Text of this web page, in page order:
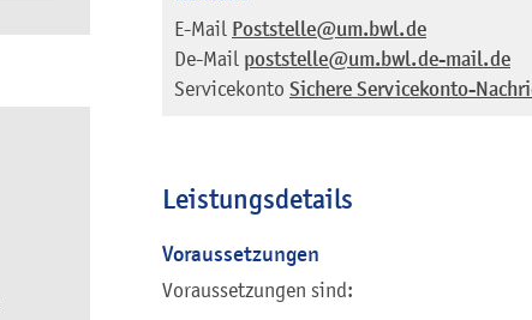
E-Mail Poststelle@um.bwl.de
De-Mail poststelle@um.bwl.de-mail.de
Servicekonto Sichere Servicekonto-
Leistungsdetails
Voraussetzungen
Voraussetzungen sind: